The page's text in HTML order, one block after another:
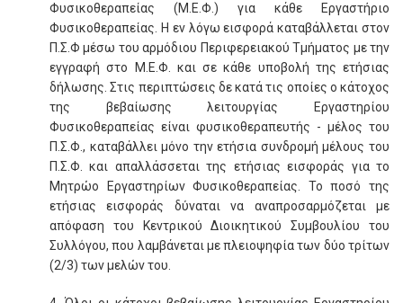
Φυσικοθεραπείας (Μ.Ε.Φ.) για κάθε Εργαστήριο
Φυσικοθεραπείας. Η εν λόγω εισφορά καταβάλλεται στον
Π.Σ.Φ μέσω του αρμόδιου Περιφερειακού Τμήματος με την
εγγραφή στο Μ.Ε.Φ. και σε κάθε υποβολή της ετήσιας
δήλωσης. Στις περιπτώσεις δε κατά τις οποίες ο κάτοχος
της βεβαίωσης λειτουργίας Εργαστηρίου
Φυσικοθεραπείας είναι φυσικοθεραπευτής - μέλος του
Π.Σ.Φ., καταβάλλει μόνο την ετήσια συνδρομή μέλους του
Π.Σ.Φ. και απαλλάσσεται της ετήσιας εισφοράς για το
Μητρώο Εργαστηρίων Φυσικοθεραπείας. Το ποσό της
ετήσιας εισφοράς δύναται να αναπροσαρμόζεται με
απόφαση του Κεντρικού Διοικητικού Συμβουλίου του
Συλλόγου, που λαμβάνεται με πλειοψηφία των δύο τρίτων
(2/3) των μελών του.